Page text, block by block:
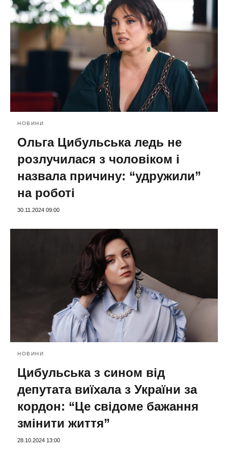
НОВИНИ
Ольга Цибульська ледь не
розлучилася з чоловіком і
назвала причину: “удружили”
на роботі
30.11.2024 09:00
НОВИНИ
Цибульська з сином від
депутата виїхала з України за
кордон: “Це свідоме бажання
змінити життя”
28.10.2024 13:00